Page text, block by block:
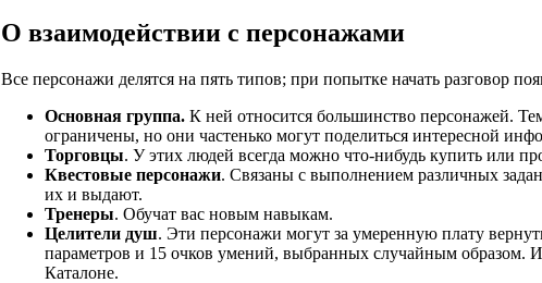
О взаимодействии с персонажами
Все персонажи делятся на пять типов; при попытке начать разговор
Основная группа. К ней относится большинство персонажей.
ограничены, но они частенько могут поделиться интересной
Торговцы. У этих людей всегда можно что-нибудь купить или
Квестовые персонажи. Связаны с выполнением различных
их и выдают.
Тренеры. Обучат вас новым навыкам.
Целители душ. Эти персонажи могут за умеренную плату
параметров и 15 очков умений, выбранных случайным образом.
Каталоне.